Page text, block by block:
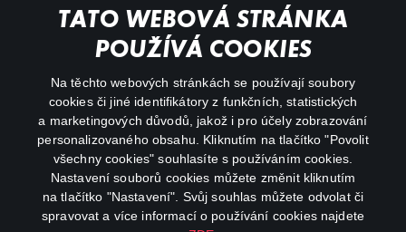
TATO WEBOVÁ STRÁNKA
POUŽÍVÁ COOKIES
Na těchto webových stránkách se používají soubory
cookies či jiné identifikátory z funkčních, statistických
a marketingových důvodů, jakož i pro účely zobrazování
personalizovaného obsahu. Kliknutím na tlačítko "Povolit
všechny cookies" souhlasíte s používáním cookies.
Nastavení souborů cookies můžete změnit kliknutím
na tlačítko "Nastavení". Svůj souhlas můžete odvolat či
spravovat a více informací o používání cookies najdete
Můj účet
Důležité odkazy
facebookinstagram
youtube